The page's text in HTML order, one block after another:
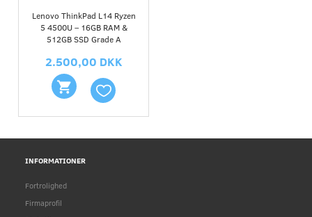
Lenovo ThinkPad L14 Ryzen
5 4500U – 16GB RAM &
512GB SSD Grade A
2.500,00 DKK
INFORMATIONER
Fortrolighed
Firmaprofil